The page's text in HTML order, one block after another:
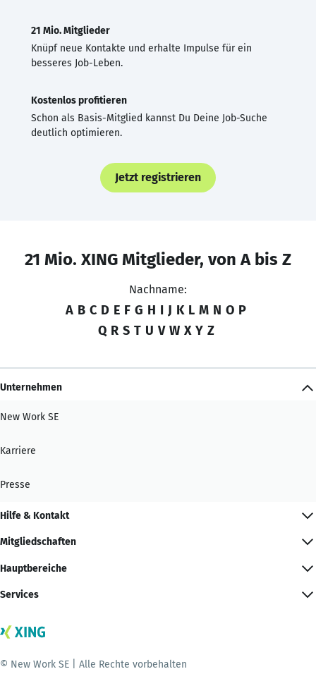
21 Mio. Mitglieder
Knüpf neue Kontakte und erhalte Impulse für ein
besseres Job-Leben.
Kostenlos profitieren
Schon als Basis-Mitglied kannst Du Deine Job-Suche
deutlich optimieren.
Jetzt registrieren
21 Mio. XING Mitglieder, von A bis Z
Nachname:
A B C D E F G H I J K L M N O P
Q R S T U V W X Y Z
Unternehmen
New Work SE
Karriere
Presse
Hilfe & Kontakt
Mitgliedschaften
Hauptbereiche
Services
© New Work SE | Alle Rechte vorbehalten